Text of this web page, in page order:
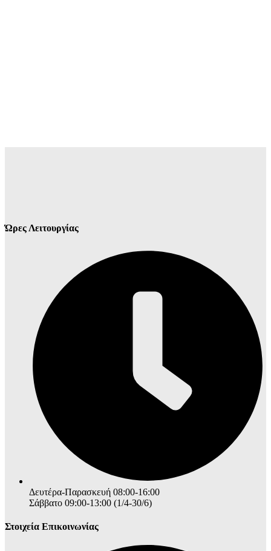
Ώρες Λειτουργίας
Δευτέρα-Παρασκευή 08:00-16:00
Σάββατο 09:00-13:00 (1/4-30/6)
Στοιχεία Επικοινωνίας